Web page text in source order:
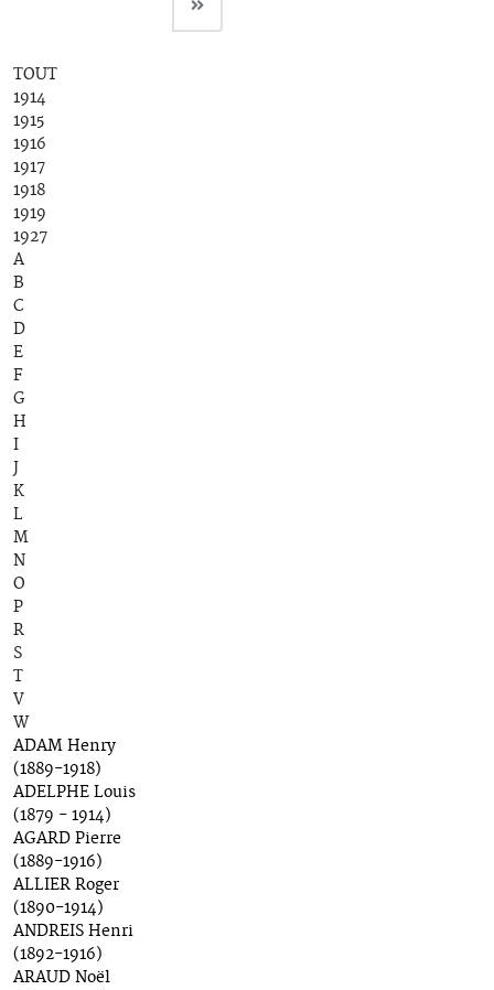
TOUT
1914
1915
1916
1917
1918
1919
1927
A
B
C
D
E
F
G
H
I
J
K
L
M
N
O
P
R
S
T
V
W
ADAM Henry
(1889-1918)
ADELPHE Louis
(1879 - 1914)
AGARD Pierre
(1889-1916)
ALLIER Roger
(1890-1914)
ANDREIS Henri
(1892-1916)
ARAUD Noël